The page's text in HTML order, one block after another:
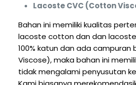
Lacoste CVC (Cotton
Bahan ini memiliki kualitas
lacoste cotton dan dan lacoste
100% katun dan ada campuran
Viscose), maka bahan ini
tidak mengalami penyusutan